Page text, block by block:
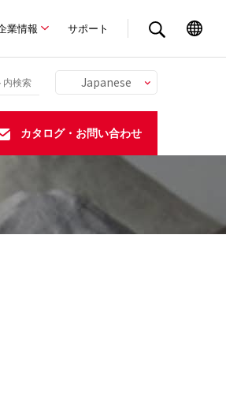
業情報 サポート
Japanese
Chinese
German
カタログ・お問い合わせ